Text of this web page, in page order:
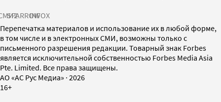
SPARROWINFOX
Перепечатка материалов и использование их в любой форме,
в том числе и в электронных СМИ, возможны только с
письменного разрешения редакции. Товарный знак Forbes
является исключительной собственностью Forbes Media Asia
Pte. Limited. Все права защищены.
AO «АС Рус Медиа» · 2026
16+